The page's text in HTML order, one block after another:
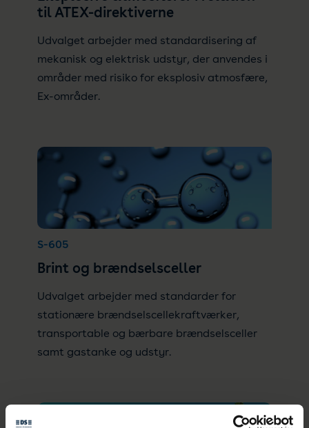
til ATEX-direktiverne
Udvalget arbejder med standardisering af
mekanisk og elektrisk udstyr, der anvendes i
områder med risiko for eksplosiv atmosfære,
Ex-områder.
S-605
Brint og brændselsceller
Udvalget arbejder med standarder for
stationære brændselscellekraftværker,
transportable og bærbare brændselsceller
samt gastanke og udstyr.